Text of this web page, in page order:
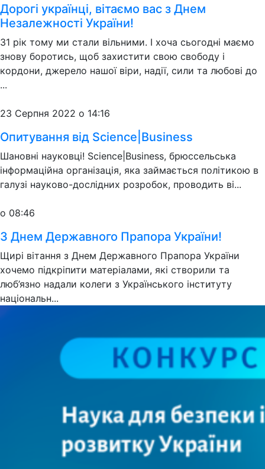
Дорогі українці, вітаємо вас з Днем
Незалежності України!
31 рік тому ми стали вільними. І хоча сьогодні маємо
знову боротись, щоб захистити свою свободу і
кордони, джерело нашої віри, надії, сили та любові до
...
23 Серпня 2022 о 14:16
Опитування від Science|Business
Шановні науковці! Science|Business, брюссельська
інформаційна організація, яка займається політикою в
галузі науково-дослідних розробок, проводить ві...
о 08:46
З Днем Державного Прапора України!
Щирі вітання з Днем Державного Прапора України
хочемо підкріпити матеріалами, які створили та
люб’язно надали колеги з Українського інституту
національн...